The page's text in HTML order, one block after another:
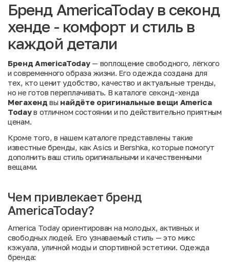
Бренд AmericaToday в секонд
хенде - комфорт и стиль в
каждой детали
Бренд AmericaToday— воплощение свободного, лёгкого
и современного образа жизни. Его одежда создана для
тех, кто ценит удобство, качество и актуальные тренды,
но не готов переплачивать. В каталоге секонд-хенда
Мегахенд вы найдёте оригинальные вещи America
Todayв отличном состоянии и по действительно приятным
ценам.
Кроме того, в нашем каталоге представлены такие
известные бренды, как Asics и Bershka, которые помогут
дополнить ваш стиль оригинальными и качественными
вещами.
Чем привлекает бренд
AmericaToday?
America Today ориентирован на молодых, активных и
свободных людей. Его узнаваемый стиль — это микс
кэжуала, уличной моды и спортивной эстетики. Одежда
бренда: